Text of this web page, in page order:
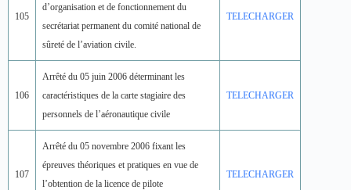
105
d’organisation et de fonctionnement du
secrétariat permanent du comité national de
sûreté de l’aviation civile.
TELECHARGER
106
Arrêté du 05 juin 2006 déterminant les
caractéristiques de la carte stagiaire des
personnels de l’aéronautique civile
TELECHARGER
107
Arrêté du 05 novembre 2006 fixant les
épreuves théoriques et pratiques en vue de
l’obtention de la licence de pilote
TELECHARGER